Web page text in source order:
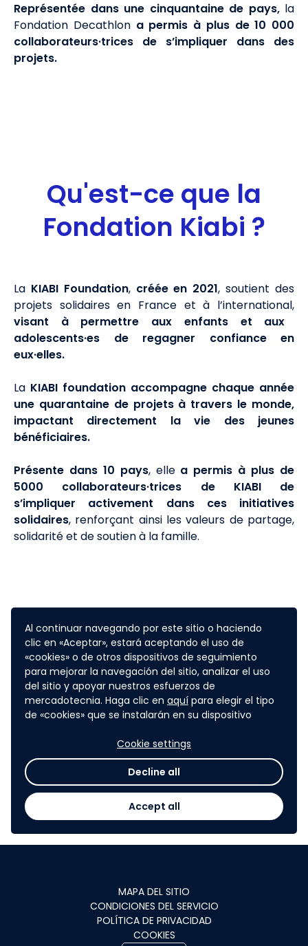
Al continuar navegando por este sitio o haciendo
clic en «Aceptar», estará aceptando el uso de
«cookies» o de otros dispositivos de seguimiento
para mejorar la navegación del sitio, analizar el uso
del sitio y apoyar nuestros esfuerzos de
mercadotecnia. Haga clic en aquí para elegir el tipo
de «cookies» que se instalarán en su dispositivo
Cookie settings
Decline all
Accept all
Représentée dans une cinquantaine de pays,la
Fondation Decathlon a permis à plus de 10 000
collaborateurs·trices de s’impliquer dans des
projets.
Qu'est-ce que la
Fondation Kiabi ?
La KIABI Foundation, créée en 2021, soutient des
projets solidaires en France et à l’international,
visant à permettre aux enfants et aux
adolescents·es de regagner confiance en
eux·elles.
La KIABI foundation accompagne chaque année
une quarantaine de projets à travers le monde,
impactant directement la vie des jeunes
bénéficiaires.
Présente dans 10 pays, ellea permis à plus de
5000 collaborateurs·trices de KIABI de
s’impliquer activement dans ces initiatives
solidaires, renforçant ainsi les valeurs de partage,
solidarité et de soutien à la famille.
L'appel à projets est doté d'un
montant de 100 000€ à répartir en
fonction des projets reçus. Les
montants versés aux projets
sélectionnés pourront différer en
fonction des besoins de ces derniers.
MAPA DEL SITIO
CONDICIONES DEL SERVICIO
POLÍTICA DE PRIVACIDAD
COOKIES